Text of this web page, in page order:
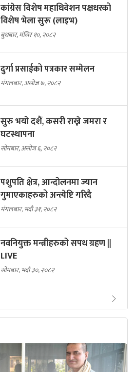
कांग्रेस विशेष महाधिवेशन पक्षधरको
विशेष भेला सुरू (लाइभ)
बुधबार, मंसिर १०, २०८२
दुर्गा प्रसाईको पत्रकार सम्मेलन
मंगलबार, असोज ७, २०८२
सुरु भयो दशैं, कसरी राख्ने जमरा र
घटस्थापना
सोमबार, असोज ६, २०८२
पशुपति क्षेत्र, आन्दोलनमा ज्यान
गुमाएकाहरुको अन्त्येष्टि गरिदै
मंगलबार, भदौ ३१, २०८२
नवनियुक्त मन्त्रीहरुको सपथ ग्रहण ||
LIVE
सोमबार, भदौ ३०, २०८२